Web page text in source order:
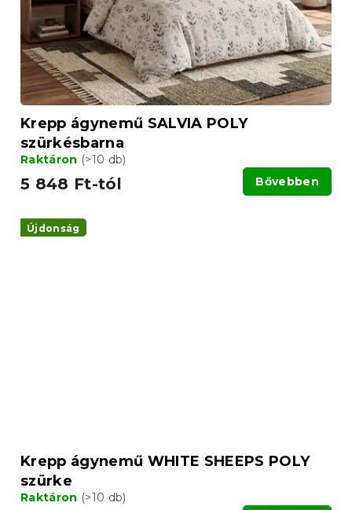
Krepp ágynemű SALVIA POLY
szürkésbarna
Raktáron (>10 db)
5 848 Ft-tól Bővebben
Újdonság
Krepp ágynemű WHITE SHEEPS POLY
szürke
Raktáron (>10 db)